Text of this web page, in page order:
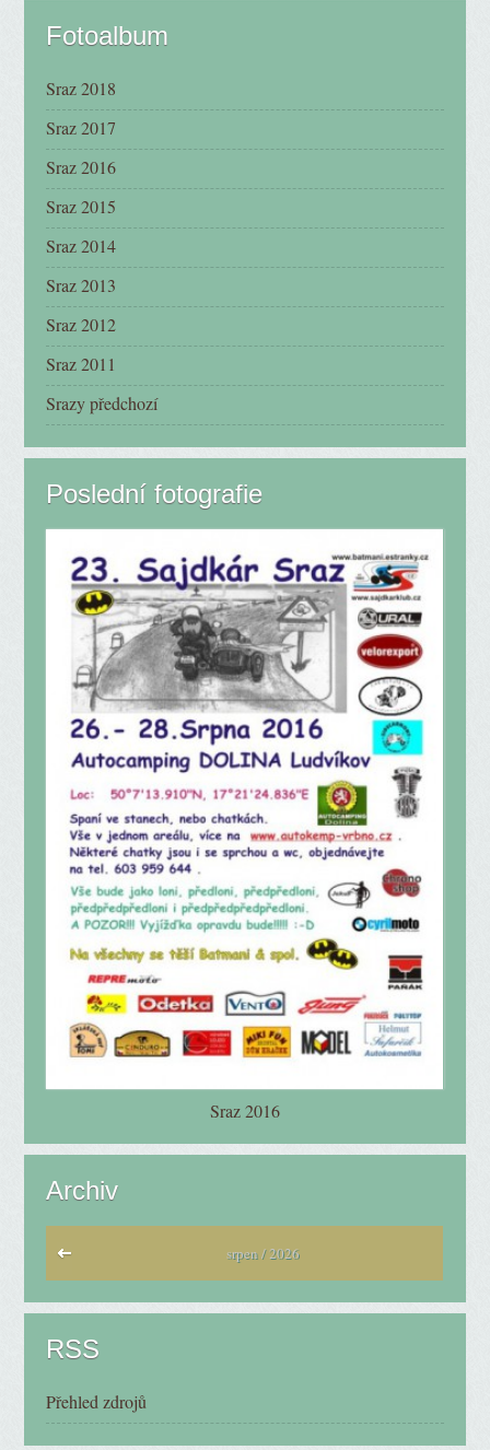
Fotoalbum
Sraz 2018
Sraz 2017
Sraz 2016
Sraz 2015
Sraz 2014
Sraz 2013
Sraz 2012
Sraz 2011
Srazy předchozí
Poslední fotografie
Sraz 2016
Archiv
srpen / 2026
RSS
Přehled zdrojů